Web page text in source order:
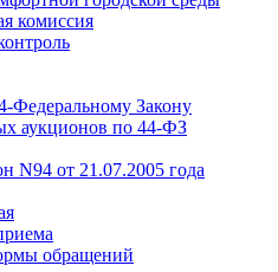
комиссия
Федеральному Закону
аукционов по 44-ФЗ
N94 от 21.07.2005 года
обращений